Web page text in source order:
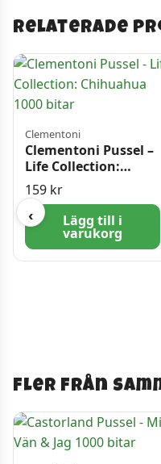
Relaterade
‹
Clementoni
Clementoni Pussel –
Life Collection:
Chihuahua 1000
bitar
159 kr
Lägg till i
varukorg
Fler från